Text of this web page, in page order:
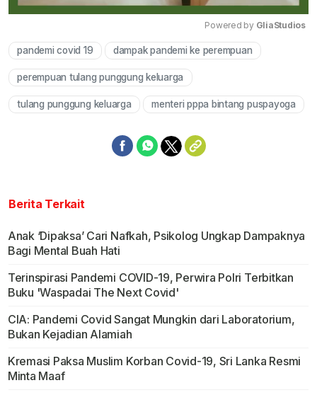
Mute
Powered by GliaStudios
pandemi covid 19 dampak pandemi ke perempuan
perempuan tulang punggung keluarga
tulang punggung keluarga menteri pppa bintang puspayoga
Berita Terkait
Anak ‘Dipaksa’ Cari Nafkah, Psikolog Ungkap Dampaknya
Bagi Mental Buah Hati
Terinspirasi Pandemi COVID-19, Perwira Polri Terbitkan
Buku 'Waspadai The Next Covid'
CIA: Pandemi Covid Sangat Mungkin dari Laboratorium,
Bukan Kejadian Alamiah
Kremasi Paksa Muslim Korban Covid-19, Sri Lanka Resmi
Minta Maaf